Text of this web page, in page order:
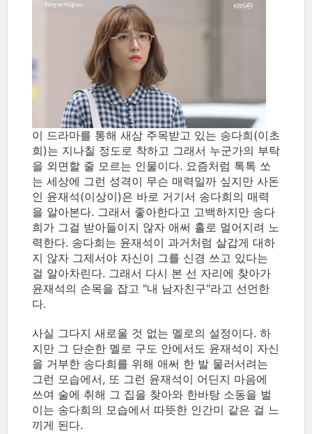
이 드라마를 통해 새삼 주목받고 있는 송다희(이초
희)는 지나칠 정도로 착하고 그래서 누군가의 부탁
을 외면할 줄 모르는 인물이다. 요즘처럼 톡톡 쏘
는 세상에 그런 성격이 무슨 매력일까 싶지만 사돈
인 윤재석(이상이)은 바로 거기서 송다희의 매력
을 알아본다. 그래서 좋아한다고 고백하지만 송다
희가 그걸 받아들이지 않자 애써 홀로 멀어지려 노
력한다. 송다희는 윤재석이 과거처럼 살갑게 대하
지 않자 그제서야 자신이 그를 신경 쓰고 있다는
걸 알아차린다. 그래서 다시 본 선 자리에 찾아가
윤재석의 손목을 잡고 "내 남자친구"라고 선언한
다.
사실 그다지 새로울 것 없는 멜로의 설정이다. 하
지만 그 단순한 멜로 구도 안에서도 윤재석이 자신
을 거부한 송다희를 위해 애써 한 발 물러서려는
그런 모습에서, 또 그런 윤재석이 어딘지 마음에
쓰여 술에 취해 그 집을 찾아와 한바탕 소동을 벌
이는 송다희의 모습에서 따뜻한 인간미 같은 걸 느
끼게 된다.